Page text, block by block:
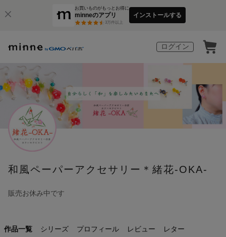
お買いものがもっとお得に
minneのアプリ
3万件以上
インストールする
ログイン
和風ペーパーアクセサリー＊緒花-OKA-
販売お休み中です
作品一覧 シリーズ プロフィール レビュー レター